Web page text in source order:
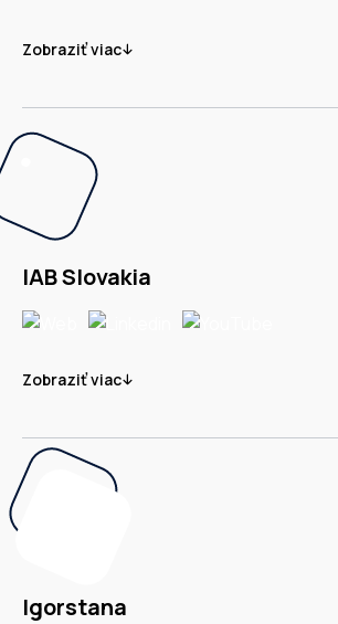
Zobraziť viac
IAB Slovakia
Zobraziť viac
Igorstana